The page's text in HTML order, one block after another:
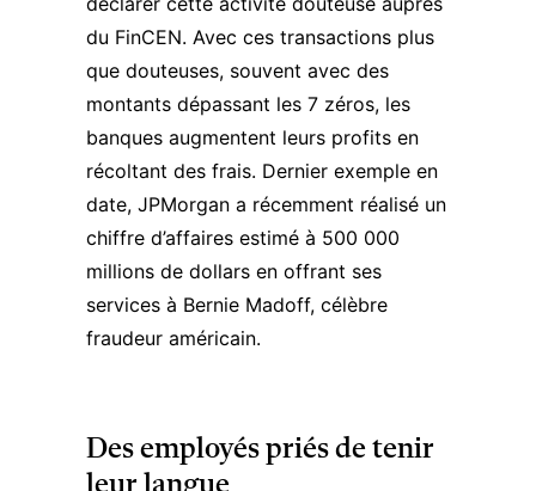
du FinCEN. Avec ces transactions plus
que douteuses, souvent avec des
montants dépassant les 7 zéros, les
banques augmentent leurs profits en
récoltant des frais. Dernier exemple en
date, JPMorgan a récemment réalisé un
chiffre d’affaires estimé à 500 000
millions de dollars en offrant ses
services à Bernie Madoff, célèbre
fraudeur américain.
Des employés priés de tenir